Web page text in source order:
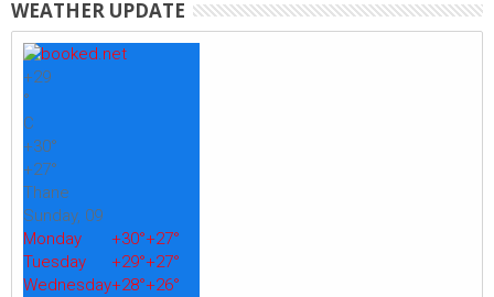
WEATHER UPDATE
+29
°
C
+30°
+27°
Thane
Sunday, 09
Monday
+30°+27°
Tuesday
+29°+27°
Wednesday+28°+26°